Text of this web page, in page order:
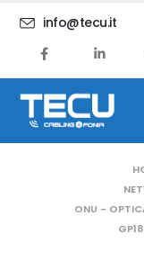
info@tecu.it
ONU -